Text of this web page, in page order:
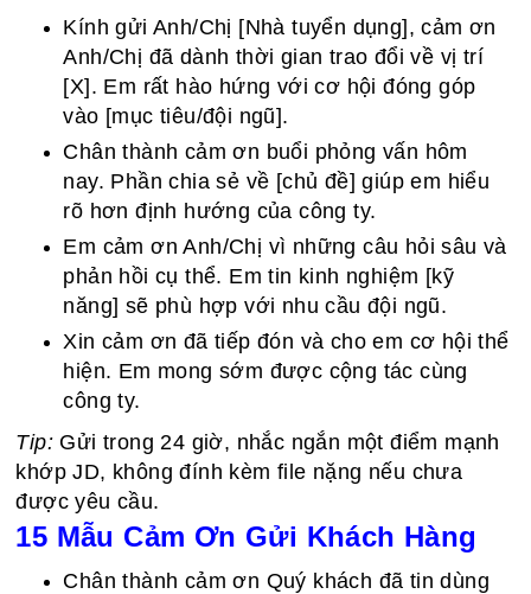
Kính gửi Anh/Chị [Nhà tuyển dụng], cảm ơn
Anh/Chị đã dành thời gian trao đổi về vị trí
[X]. Em rất hào hứng với cơ hội đóng góp
vào [mục tiêu/đội ngũ].
Chân thành cảm ơn buổi phỏng vấn hôm
nay. Phần chia sẻ về [chủ đề] giúp em hiểu
rõ hơn định hướng của công ty.
Em cảm ơn Anh/Chị vì những câu hỏi sâu và
phản hồi cụ thể. Em tin kinh nghiệm [kỹ
năng] sẽ phù hợp với nhu cầu đội ngũ.
Xin cảm ơn đã tiếp đón và cho em cơ hội thể
hiện. Em mong sớm được cộng tác cùng
công ty.
Tip: Gửi trong 24 giờ, nhắc ngắn một điểm mạnh
khớp JD, không đính kèm file nặng nếu chưa
được yêu cầu.
15 Mẫu Cảm Ơn Gửi Khách Hàng
Chân thành cảm ơn Quý khách đã tin dùng